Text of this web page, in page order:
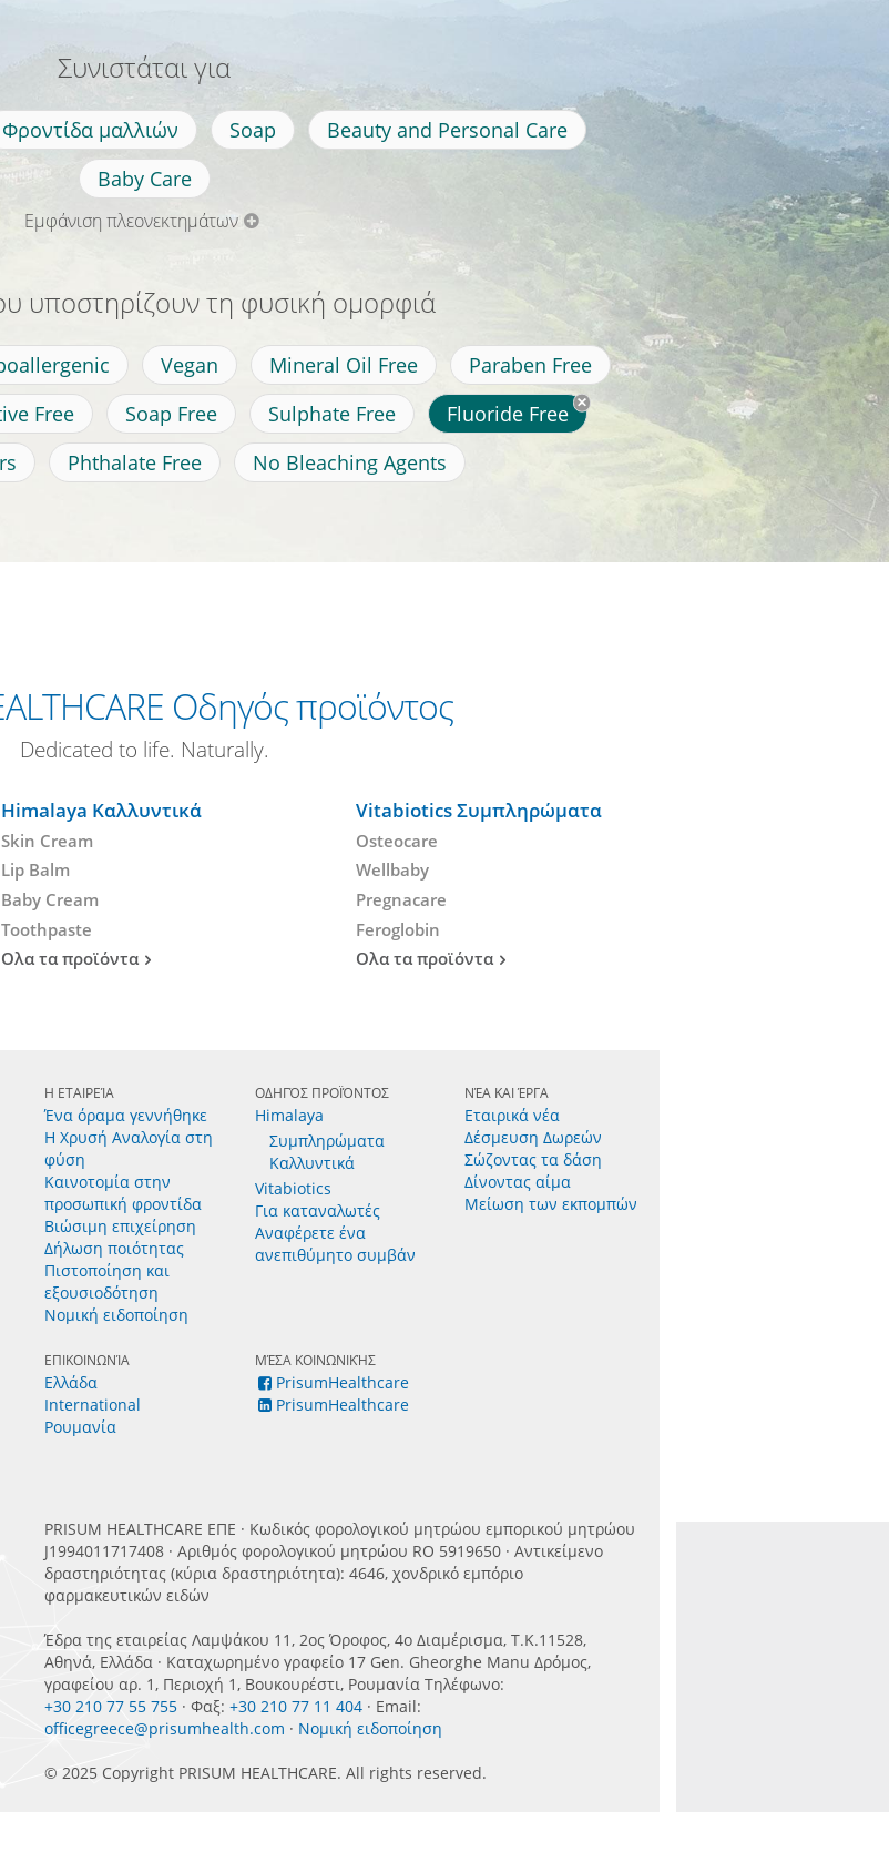
Συνιστάται για
Φροντίδα μαλλιών Soap
Beauty and Personal Care
Baby Care
Εμφάνιση πλεονεκτημάτων
υποστηρίζουν τη φυσική ομορφιά
Vegan Mineral Oil Free
Paraben Free
Free Soap Free Sulphate Free
Fluoride Free
Phthalate Free No Bleaching Agents
Οδηγός προϊόντος
Dedicated to life. Naturally.
Himalaya Καλλυντικά
Skin Cream
Lip Balm
Baby Cream
Toothpaste
Ολα τα προϊόντα
Vitabiotics Συμπληρώματα
Osteocare
Wellbaby
Pregnacare
Feroglobin
Ολα τα προϊόντα
Η ΕΤΑΙΡΕΊΑ
Ένα όραμα γεννήθηκε
Η Χρυσή Αναλογία στη
φύση
Καινοτομία στην
προσωπική φροντίδα
Βιώσιμη επιχείρηση
Δήλωση ποιότητας
Πιστοποίηση και
εξουσιοδότηση
Νομική ειδοποίηση
ΟΔΗΓΌΣ ΠΡΟΪΌΝΤΟΣ
Himalaya
Συμπληρώματα
Καλλυντικά
Vitabiotics
Για καταναλωτές
Αναφέρετε ένα
ανεπιθύμητο συμβάν
ΝΈΑ ΚΑΙ ΈΡΓΑ
Εταιρικά νέα
Δέσμευση Δωρεών
Σώζοντας τα δάση
Δίνοντας αίμα
Μείωση των εκπομπών
ΕΠΙΚΟΙΝΩΝΊΑ
Ελλάδα
International
Ρουμανία
ΜΈΣΑ ΚΟΙΝΩΝΙΚΉΣ
PrisumHealthcare
PrisumHealthcare
PRISUM HEALTHCARE ΕΠΕ · Κωδικός φορολογικού μητρώου εμπορικού μητρώου
J1994011717408 · Αριθμός φορολογικού μητρώου RO 5919650 · Αντικείμενο
δραστηριότητας (κύρια δραστηριότητα): 4646, χονδρικό εμπόριο
φαρμακευτικών ειδών
Έδρα της εταιρείας Λαμψάκου 11, 2ος Όροφος, 4ο Διαμέρισμα, Τ.Κ.11528,
Αθηνά, Ελλάδα · Καταχωρημένο γραφείο 17 Gen. Gheorghe Manu Δρόμος,
γραφείου αρ. 1, Περιοχή 1, Βουκουρέστι, Ρουμανία Τηλέφωνο:
+30 210 77 55 755 · Φαξ:+30 210 77 11 404 · Email:
officegreece@prisumhealth.com · Νομική ειδοποίηση
© 2025 Copyright PRISUM HEALTHCARE. All rights reserved.